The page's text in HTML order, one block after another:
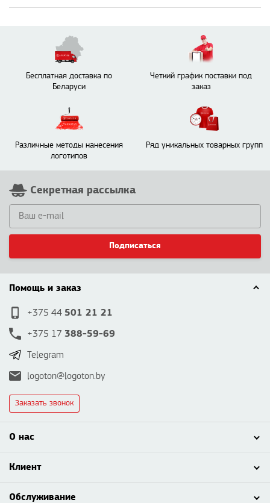
Бесплатная доставка по
Беларуси
Четкий график поставки под
заказ
Различные методы нанесения
логотипов
Ряд уникальных товарных групп
Секретная рассылка
Подписаться
Помощь и заказ
+375 44 501 21 21
+375 17 388-59-69
Telegram
logoton@logoton.by
Заказать звонок
О нас
Клиент
Обслуживание